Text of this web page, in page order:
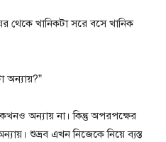
থেকে খানিকটা সরে বসে খানিক
অন্যায়?”
অন্যায় না। কিন্তু অপরপক্ষের
শুভ্রব এখন নিজেকে নিয়ে ব্যস্ত